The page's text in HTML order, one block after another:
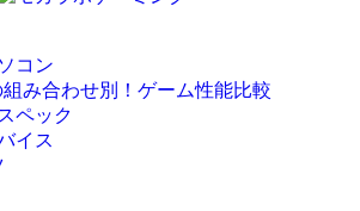
コン
み合わせ別！ゲーム性能比較
ペック
イス